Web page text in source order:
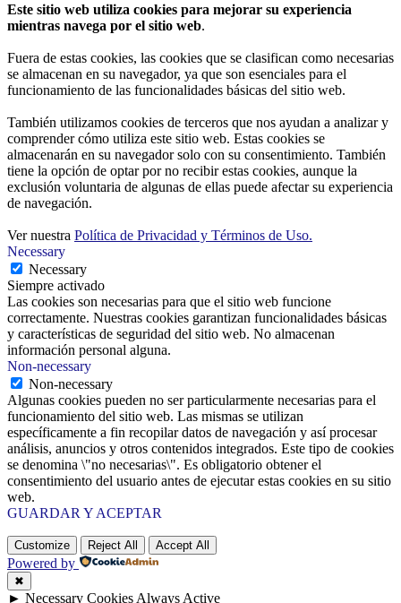
Este sitio web utiliza cookies para mejorar su experiencia
mientras navega por el sitio web.
Fuera de estas cookies, las cookies que se clasifican como necesarias
se almacenan en su navegador, ya que son esenciales para el
funcionamiento de las funcionalidades básicas del sitio web.
También utilizamos cookies de terceros que nos ayudan a analizar y
comprender cómo utiliza este sitio web. Estas cookies se
almacenarán en su navegador solo con su consentimiento. También
tiene la opción de optar por no recibir estas cookies, aunque la
exclusión voluntaria de algunas de ellas puede afectar su experiencia
de navegación.
Ver nuestra Política de Privacidad y Términos de Uso.
Necessary
Necessary
Siempre activado
Las cookies son necesarias para que el sitio web funcione
correctamente. Nuestras cookies garantizan funcionalidades básicas
y características de seguridad del sitio web. No almacenan
información personal alguna.
Non-necessary
Non-necessary
Algunas cookies pueden no ser particularmente necesarias para el
funcionamiento del sitio web. Las mismas se utilizan
específicamente a fin recopilar datos de navegación y así procesar
análisis, anuncios y otros contenidos integrados. Este tipo de cookies
se denomina \"no necesarias\". Es obligatorio obtener el
consentimiento del usuario antes de ejecutar estas cookies en su sitio
web.
GUARDAR Y ACEPTAR
Customize Reject All Accept All
Powered by
✖
► Necessary Cookies Always Active